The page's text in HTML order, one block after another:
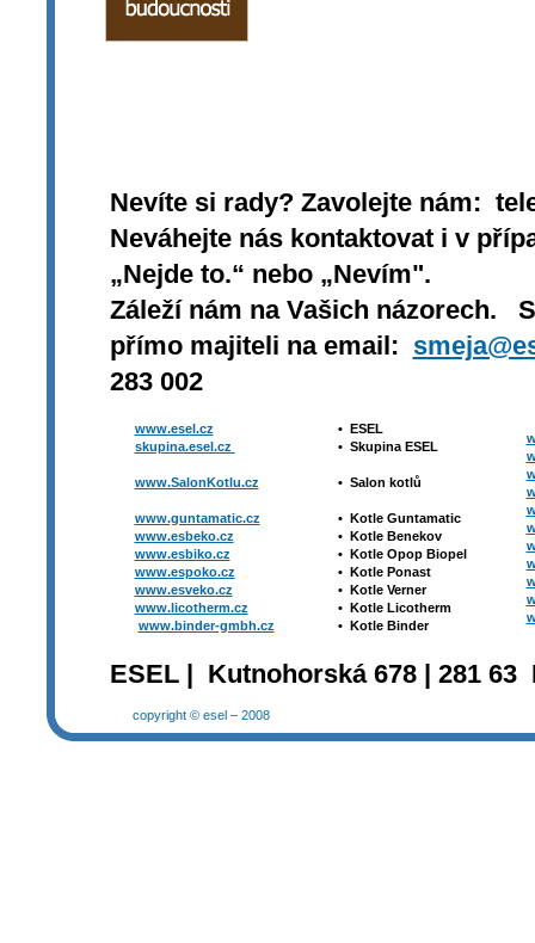
Nevíte si rady? Zavolejte nám:
Neváhejte nás kontaktovat i v
„Nejde to.“ nebo „Nevím".
Záleží nám na Vašich názorech.
přímo majiteli na email:
283 002
www.esel.cz
skupina.esel.cz
www.SalonKotlu.cz
www.guntamatic.cz
www.esbeko.cz
www.esbiko.cz
www.espoko.cz
www.esveko.cz
www.licotherm.cz
www.binder-gmbh.cz
• ESEL
• Skupina ESEL
• Salon kotlů
• Kotle Guntamatic
• Kotle Benekov
• Kotle Opop Biopel
• Kotle Ponast
• Kotle Verner
• Kotle Licotherm
• Kotle Binder
ESEL | Kutnohorská 678 | 281
copyright © esel – 2008